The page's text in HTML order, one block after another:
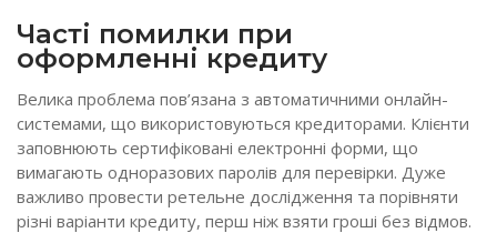
Часті помилки при
оформленні кредиту
Велика проблема пов’язана з автоматичними онлайн-
системами, що використовуються кредиторами. Клієнти
заповнюють сертифіковані електронні форми, що
вимагають одноразових паролів для перевірки. Дуже
важливо провести ретельне дослідження та порівняти
різні варіанти кредиту, перш ніж взяти гроші без відмов.